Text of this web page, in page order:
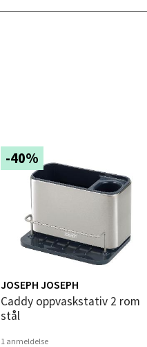
-40%
JOSEPH JOSEPH
Caddy oppvaskstativ 2 rom
stål
1 anmeldelse